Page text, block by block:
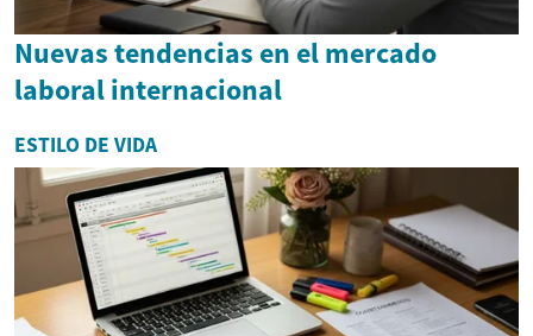
Nuevas tendencias en el mercado
laboral internacional
ESTILO DE VIDA